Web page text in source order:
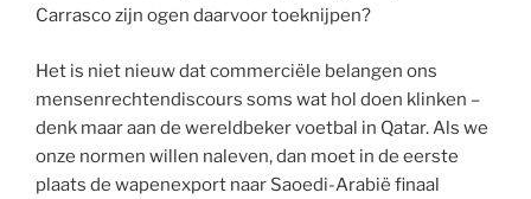
Carrasco zijn ogen daarvoor toeknijpen?
Het is niet nieuw dat commerciële belangen ons
mensenrechtendiscours soms wat hol doen klinken –
denk maar aan de wereldbeker voetbal in Qatar. Als we
onze normen willen naleven, dan moet in de eerste
plaats de wapenexport naar Saoedi-Arabië finaal